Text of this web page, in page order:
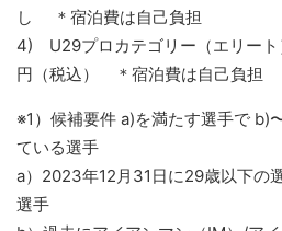
し ＊宿泊費は自己負担
4) U29プロカテゴリー（エリート
円（税込） ＊宿泊費は自己負担
※1）候補要件 a)を満たす選手で b)
ている選手
a）2023年12月31日に29歳以下の
選手